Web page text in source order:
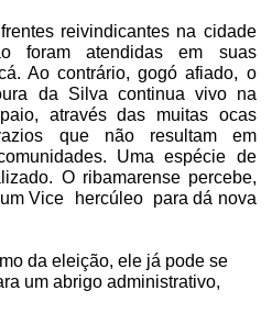
reivindicantes na cidade
foram atendidas em suas
Ao contrário, gogó afiado, o
da Silva continua vivo na
através das muitas ocas
que não resultam em
Uma espécie de
O ribamarense percebe,
Vice hercúleo para dá nova
da eleição, ele já pode se
um abrigo administrativo,